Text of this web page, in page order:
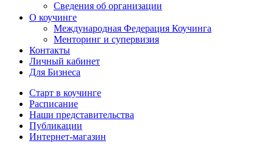
Сведения об организации
О коучинге
Международная Федерация Коучинга
Менторинг и супервизия
Контакты
Личный кабинет
Для Бизнеса
Старт в коучинге
Расписание
Наши представительства
Публикации
Интернет-магазин